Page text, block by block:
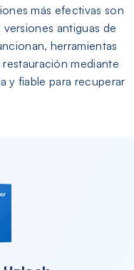
más efectivas son
antiguas de
herramientas
restauración mediante
y fiable para recuperar